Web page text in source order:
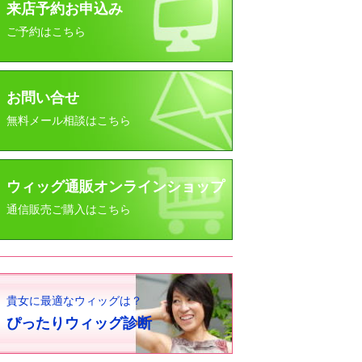
来店予約お申込み
ご予約はこちら
お問い合せ
無料メール相談はこちら
ウィッグ通販オンラインショップ
通信販売ご購入はこちら
貴女に最適なウィッグは？
ぴったりウィッグ診断